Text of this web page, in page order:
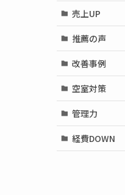
売上UP
推薦の声
改善事例
空室対策
管理力
経費DOWN